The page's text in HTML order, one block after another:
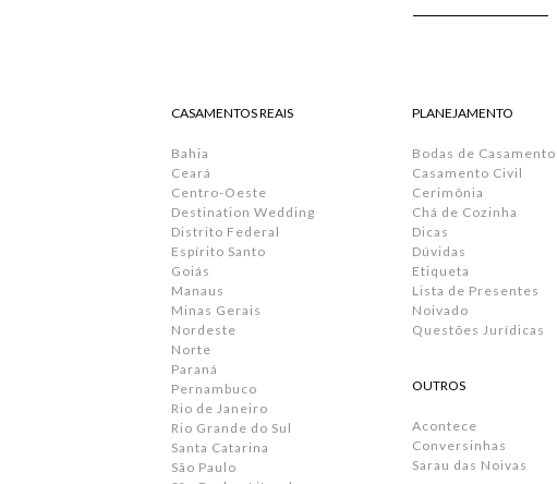
CASAMENTOS REAIS
Bahia
Ceará
Centro-Oeste
Destination Wedding
Distrito Federal
Espírito Santo
Goiás
Manaus
Minas Gerais
Nordeste
Norte
Paraná
Pernambuco
Rio de Janeiro
Rio Grande do Sul
Santa Catarina
São Paulo
PLANEJAMENTO
Bodas de Casamento
Casamento Civil
Cerimônia
Chá de Cozinha
Dicas
Dúvidas
Etiqueta
Lista de Presentes
Noivado
Questões Jurídicas
OUTROS
Acontece
Conversinhas
Sarau das Noivas